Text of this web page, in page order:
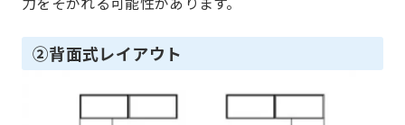
②背面式レイアウト